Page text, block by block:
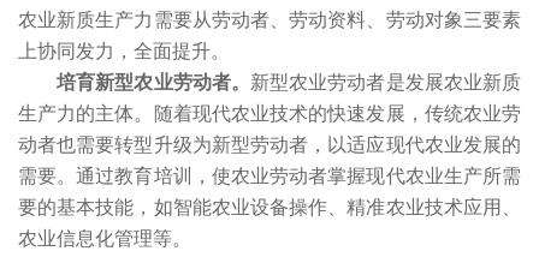
农业新质生产力需要从劳动者、劳动资料、劳动对象三要素
上协同发力，全面提升。
培育新型农业劳动者。 新型农业劳动者是发展农业新质
生产力的主体。随着现代农业技术的快速发展，传统农业劳
动者也需要转型升级为新型劳动者，以适应现代农业发展的
需要。通过教育培训，使农业劳动者掌握现代农业生产所需
要的基本技能，如智能农业设备操作、精准农业技术应用、
农业信息化管理等。